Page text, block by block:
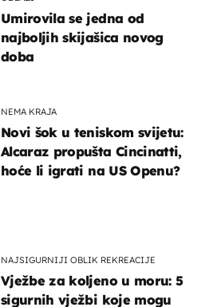
NAJSIGURNIJI OBLIK REKREACIJE
Vježbe za koljeno u moru: 5
sigurnih vježbi koje mogu
Umirovila se jedna od
najboljih skijašica novog
doba
NEMA KRAJA
Novi šok u teniskom svijetu:
Alcaraz propušta Cincinatti,
hoće li igrati na US Openu?